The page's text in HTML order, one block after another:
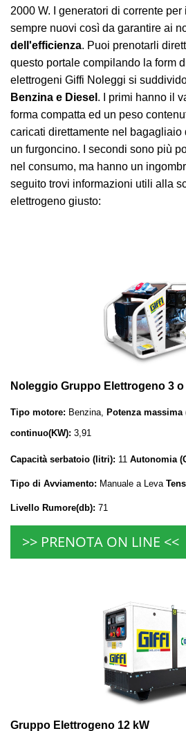
2000 W. I generatori di corrente
sempre nuovi così da garantire ai
dell'efficienza. Puoi prenotarli
questo portale compilando la form
elettrogeni Giffi Noleggi si
Benzina e Diesel . I primi hanno il
forma compatta ed un peso
caricati direttamente nel bagagliaio
un furgoncino. I secondi sono più
nel consumo, ma hanno un
seguito trovi informazioni utili alla
elettrogeno giusto:
Noleggio Gruppo Elettrogeno 3 o
Tipo motore: Benzina, Potenza massima
continuo(KW): 3,91
Capacità serbatoio (litri): 11 Autonomia
Tipo di Avviamento: Manuale a Leva
Livello Rumore(db): 71
>> PRENOTA ON LINE <<
Gruppo Elettrogeno 12 kW